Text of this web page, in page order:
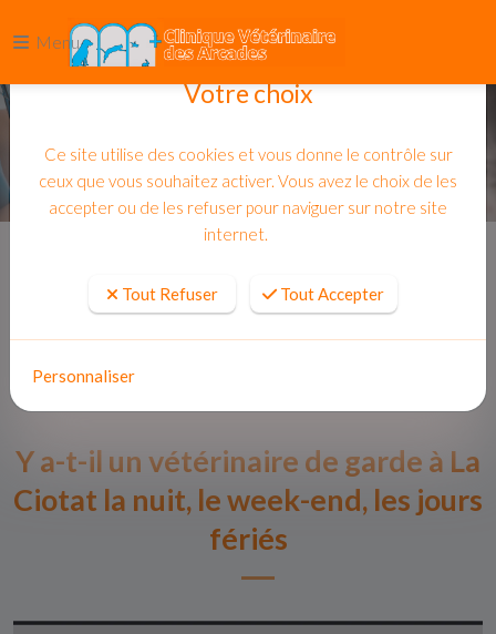
Menu
Y a-t-il un vétérinaire de garde à La
Ciotat la nuit, le week-end, les jours
fériés
Votre choix
Ce site utilise des cookies et vous donne le contrôle sur
ceux que vous souhaitez activer. Vous avez le choix de les
accepter ou de les refuser pour naviguer sur notre site
internet.
Tout Refuser Tout Accepter
Personnaliser